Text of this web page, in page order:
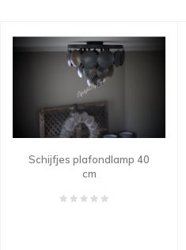
Schijfjes plafondlamp 40
cm